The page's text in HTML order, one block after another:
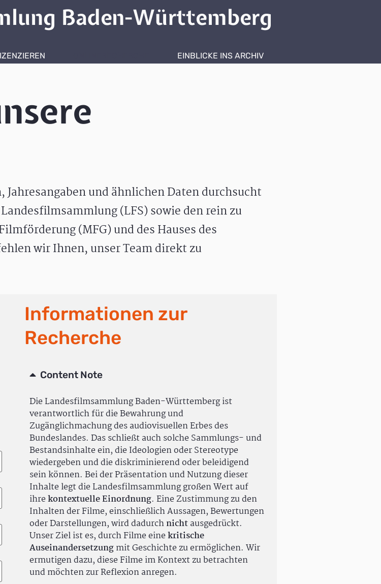
Baden-Württemberg
EINBLICKE INS ARCHIV
und ähnlichen Daten durchsucht
(LFS) sowie den rein zu
(MFG) und des Hauses des
wir Ihnen, unser Team direkt zu
Informationen zur
Recherche
Content Note
Die Landesfilmsammlung Baden-Württemberg ist
verantwortlich für die Bewahrung und
Zugänglichmachung des audiovisuellen Erbes des
Bundeslandes. Das schließt auch solche Sammlungs- und
Bestandsinhalte ein, die Ideologien oder Stereotype
wiedergeben und die diskriminierend oder beleidigend
sein können. Bei der Präsentation und Nutzung dieser
Inhalte legt die Landesfilmsammlung großen Wert auf
ihrekontextuelle Einordnung. Eine Zustimmung zu den
Inhalten der Filme, einschließlich Aussagen, Bewertungen
oder Darstellungen, wird dadurchnichtausgedrückt.
Unser Ziel ist es, durch Filme einekritische
Auseinandersetzungmit Geschichte zu ermöglichen. Wir
ermutigen dazu, diese Filme im Kontext zu betrachten
und möchten zur Reflexion anregen.